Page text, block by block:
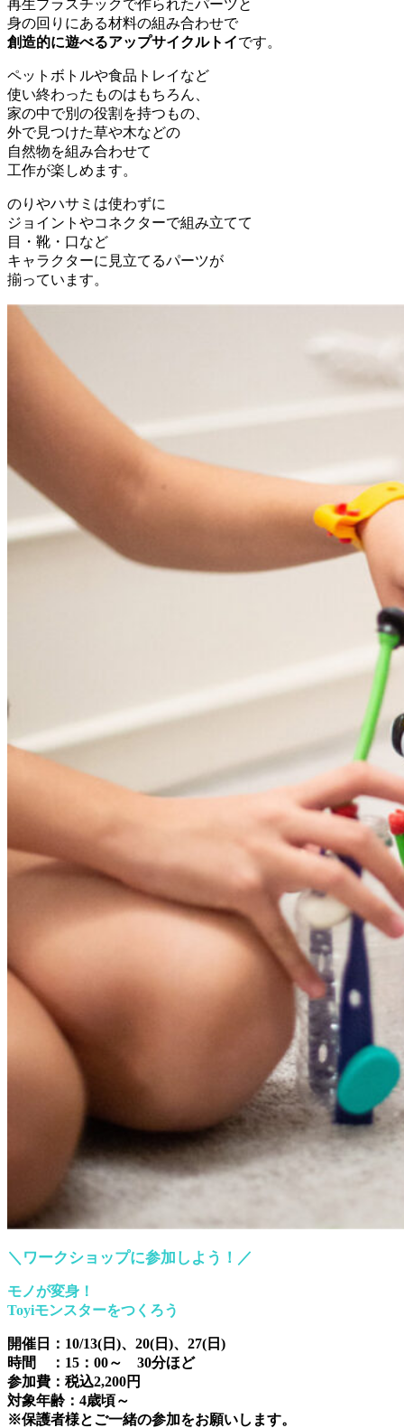
再生プラスチックで作られたパーツと
身の回りにある材料の組み合わせで
創造的に遊べるアップサイクルトイです。
ペットボトルや食品トレイなど
使い終わったものはもちろん、
家の中で別の役割を持つもの、
外で見つけた草や木などの
自然物を組み合わせて
工作が楽しめます。
のりやハサミは使わずに
ジョイントやコネクターで組み立てて
目・靴・口など
キャラクターに見立てるパーツが
揃っています。
＼ワークショップに参加しよう！／
モノが変身！
Toyiモンスターをつくろう
開催日：10/13(日)、20(日)、27(日)
時間 ：15：00～ 30分ほど
参加費：税込2,200円
対象年齢：4歳頃～
※保護者様とご一緒の参加をお願いします。